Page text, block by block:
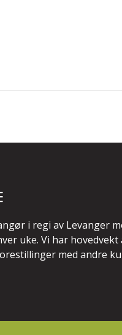
i regi av Levanger
uke. Vi har
med andre